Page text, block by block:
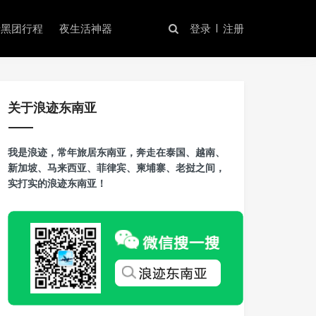
团行程 夜生活神器 登录 注册
关于浪迹东南亚
我是浪迹，常年旅居东南亚，奔走在泰国、越南、
新加坡、马来西亚、菲律宾、柬埔寨、老挝之间，
实打实的浪迹东南亚！